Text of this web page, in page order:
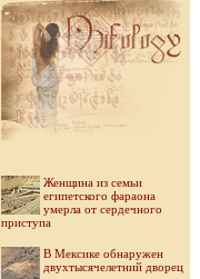
Женщина из семьи
египетского фараона
умерла от сердечного
приступа
В Мексике обнаружен
двухтысячелетний дворец